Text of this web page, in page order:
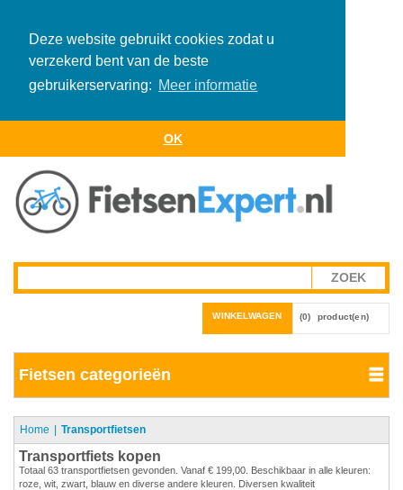
Deze website gebruikt cookies zodat u
verzekerd bent van de beste
gebruikerservaring: Meer informatie
OK
WINKELWAGEN (0) product(en)
Fietsen categorieën
Home Transportfietsen
Transportfiets kopen
Totaal 63 transportfietsen gevonden. Vanaf € 199,00. Beschikbaar in alle kleuren:
roze, wit, zwart, blauw en diverse andere kleuren. Diversen kwaliteit